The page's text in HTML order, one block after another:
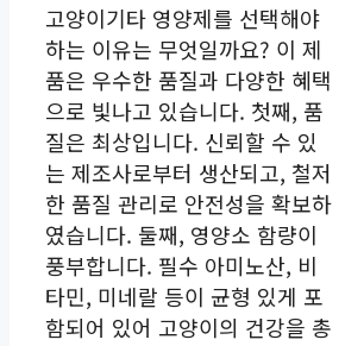
고양이기타 영양제를 선택해야
하는 이유는 무엇일까요? 이 제
품은 우수한 품질과 다양한 혜택
으로 빛나고 있습니다. 첫째, 품
질은 최상입니다. 신뢰할 수 있
는 제조사로부터 생산되고, 철저
한 품질 관리로 안전성을 확보하
였습니다. 둘째, 영양소 함량이
풍부합니다. 필수 아미노산, 비
타민, 미네랄 등이 균형 있게 포
함되어 있어 고양이의 건강을 총